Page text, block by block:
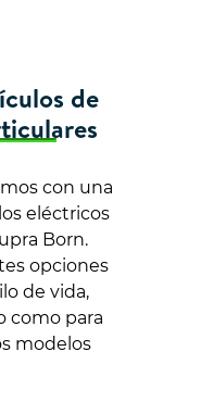
de
con una
eléctricos
Born.
opciones
de vida,
como para
modelos